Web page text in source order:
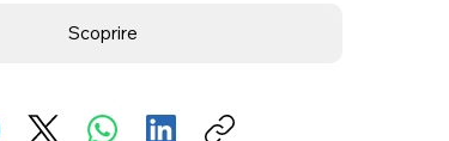
Scoprire